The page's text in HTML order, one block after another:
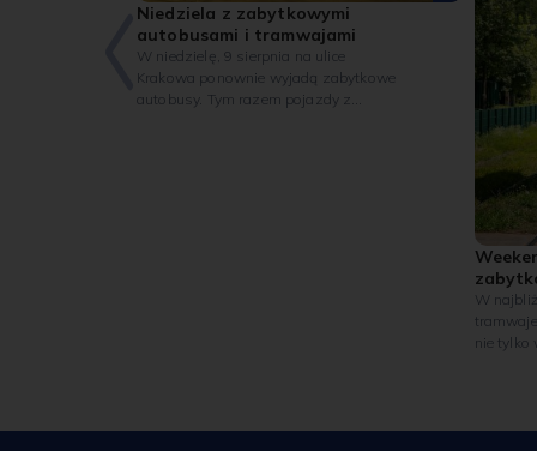
Niedziela z zabytkowymi
autobusami i tramwajami
W niedzielę, 9 sierpnia na ulice
Krakowa ponownie wyjadą zabytkowe
autobusy. Tym razem pojazdy z
W
nie tylko